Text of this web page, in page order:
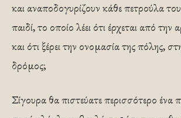
και αναποδογυρίζουν κάθε πετρούλα
παιδί, το οποίο λέει ότι έρχεται από
και ότι ξέρει την ονομασία της πόλης,
δρόμος;
Σίγουρα θα πιστεύατε περισσότερο ένα